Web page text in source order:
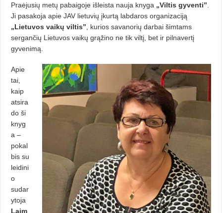
Praėjusių metų pabaigoje išleista nauja knyga „Viltis gyventi”
Ji pasakoja apie JAV lietuvių įkurtą labdaros organizaciją
„Lietuvos vaikų viltis” , kurios savanorių darbai šimtams
sergančių Lietuvos vaikų grąžino ne tik viltį, bet ir pilnavertį
gyvenimą.
Apie
tai,
kaip
atsira
do ši
knyg
a –
pokal
bis su
leidini
o
sudar
ytoja
Laim